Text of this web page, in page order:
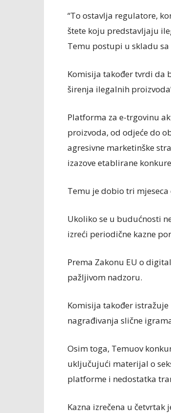
“To ostavlja regulatore,
štete koju predstavljaju
Temu postupi u skladu sa
Komisija također tvrdi da
širenja ilegalnih
Platforma za e-trgovinu
proizvoda, od odjeće do
agresivne marketinške
izazove etablirane
Temu je dobio tri
Ukoliko se u budućnosti
izreći periodične kazne
Prema Zakonu EU o
pažljivom nadzoru.
Komisija također
nagrađivanja slične
Osim toga, Temuov
uključujući materijal o
platforme i nedostatka
Kazna izrečena u